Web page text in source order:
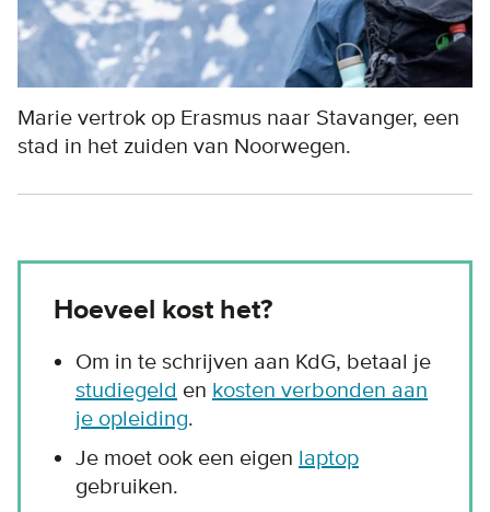
Marie vertrok op Erasmus naar Stavanger, een
stad in het zuiden van Noorwegen.
Hoeveel kost het?
Om in te schrijven aan KdG, betaal je
studiegeld en kosten verbonden aan
je opleiding.
Je moet ook een eigen laptop
gebruiken.